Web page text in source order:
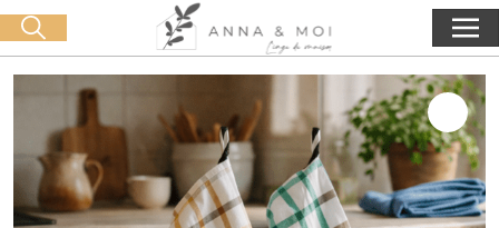
Livraison offerte dès 60€ d'achat 0,00€